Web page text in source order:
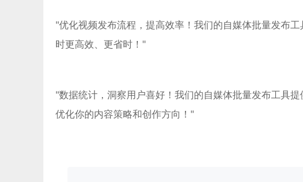
"优化视频发布流程，提高效率！我们的自媒体批量发布
时更高效、更省时！"
"数据统计，洞察用户喜好！我们的自媒体批量发布工具
优化你的内容策略和创作方向！"